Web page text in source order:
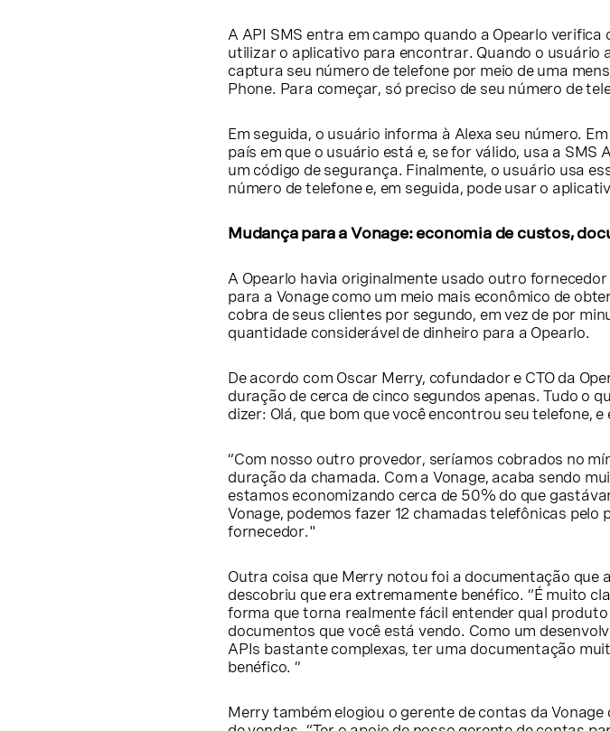
A API SMS entra em campo quando a Opearlo
utilizar o aplicativo para encontrar. Quando o usuário
captura seu número de telefone por meio de uma
Phone. Para começar, só preciso de seu número de
Em seguida, o usuário informa à Alexa seu número.
país em que o usuário está e, se for válido, usa a SMS
um código de segurança. Finalmente, o usuário usa
número de telefone e, em seguida, pode usar o
Mudança para a Vonage: economia de custos,
A Opearlo havia originalmente usado outro
para a Vonage como um meio mais econômico de
cobra de seus clientes por segundo, em vez de por
quantidade considerável de dinheiro para a Opearlo.
De acordo com Oscar Merry, cofundador e CTO da
duração de cerca de cinco segundos apenas. Tudo o
dizer: Olá, que bom que você encontrou seu telefone, e
“Com nosso outro provedor, seríamos cobrados no
duração da chamada. Com a Vonage, acaba sendo
estamos economizando cerca de 50% do que
Vonage, podemos fazer 12 chamadas telefônicas pelo
fornecedor."
Outra coisa que Merry notou foi a documentação que
descobriu que era extremamente benéfico. “É muito
forma que torna realmente fácil entender qual
documentos que você está vendo. Como um
APIs bastante complexas, ter uma documentação
benéfico. ”
Merry também elogiou o gerente de contas da Vonage